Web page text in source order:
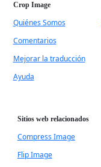
Crop Image
Quiénes Somos
Comentarios
Mejorar la traducción
Ayuda
Sitios web relacionados
Compress Image
Flip Image